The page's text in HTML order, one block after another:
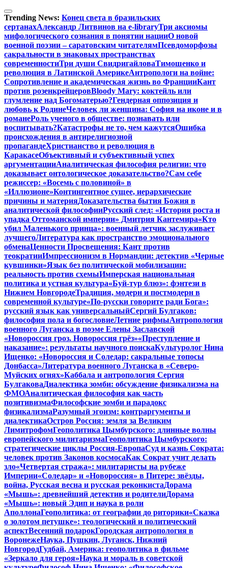
Перейти
к
содержимому
Trending News: Конец света в бразильских
сертанахАлександр Литвинов на e-libraryТри аксиомы
мифологического сознания в понятии нацииО новой
военной поэзии – саратовским читателямПсевдоморфозы
сакральности в знаковых пространствах
современностиТри души СвидригайловаТимошенко и
революция в Латинской АмерикеАнтропологи на войне:
Сопротивление и академическая жизнь во ФранцииКант
против розенкрейцеровBloody Mary: коктейль или
глумление над Богоматерью?Гендерная оппозиция и
любовь к РодинеЧеловек ли женщина: София на иконе и в
романеРоль ученого в обществе: познавать или
воспитывать?Катастрофы не то, чем кажутсяОшибка
происхождения в антирелигиозной
пропагандеХристианство и революция в
КаракасеОбъективный и субъективный успех
аргументацииАналитическая философия религии: что
доказывает онтологическое доказательство?Сам себе
режиссер: «Восемь с половиной» в
«Иллюзионе»Контингентное сущее, иерархические
причины и материяДоказательства бытия Божия в
аналитической философииРусский след: «История роста и
упадка Оттоманской империи» Дмитрия Кантемира«Кто
убил Маленького принца»: военный летчик заслуживает
лучшегоЛитература как пространство эмоционального
обменаЦенности Просвещения: Кант против
теократииИмпрессионизм в Нормандии: детектив «Черные
кувшинки»Язык без политической мобилизации:
реальность против схемыИмперская национальная
политика и устная культура«Буй-тур блюз»: фэнтези в
Нижнем НовгородеТрадиция, модерн и постмодерн в
современной культуре«По-русски говорите ради Бога»:
русский язык как универсальныйСергий Булгаков:
философия пола и богословиеЛетние рифмыАнтропология
военного Луганска в поэме Елены Заславской
«Новороссия гроз. Новороссия грёз»«Преступление и
наказание»: результаты научного поискаКультуролог Нина
Ищенко: «Новороссия и Соледар: сакральные топосы
Донбасса»Литература военного Луганска в «Северо-
Муйских огнях»Каббала и антропология Сергия
БулгаковаДиалектика зомби: обсуждение физикализма на
ФМОАналитическая философия как часть
позитивизмаФилософские зомби и парадокс
физикализмаРазумный эгоизм: контраргументы и
диалектикаОстров Россия: земля за Великим
ЛимитрофомГеополитика Цымбурского: длинные волны
европейского милитаризмаГеополитика Цымбурского:
стратегические циклы Россия-ЕвропаСуд и казнь Сократа:
человек против Законов космосаКак Сократ учит делать
зло«Четвертая стража»: милитаристы на рубеже
Империи«Соледар» и «Новороссия» в Питере: звёзды,
война, Русская весна и русская реконкистаДорама
«Мышь»: древнейший детектив и родителиДорама
«Мышь»: новый Эдип и наука в роли
АполлонаГеополитика: от географии до риторики«Сказка
о золотом петушке»: теологический и политический
аспектВесенний подарокГородская антропология в
ВоронежеНаука, Пушкин, Луганск, Нижний
НовгородГудбай, Америка: геополитика в фильме
«Зеркало для героя»Наука и мораль в советской